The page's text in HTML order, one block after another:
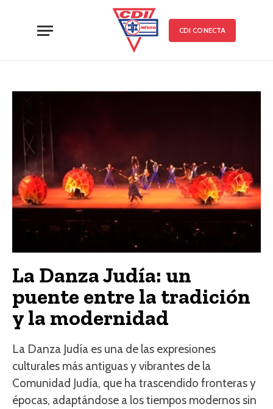
CDI CONECTA
La Danza Judía: un
puente entre la tradición
y la modernidad
La Danza Judía es una de las expresiones
culturales más antiguas y vibrantes de la
Comunidad Judía, que ha trascendido fronteras y
épocas, adaptándose a los tiempos modernos sin